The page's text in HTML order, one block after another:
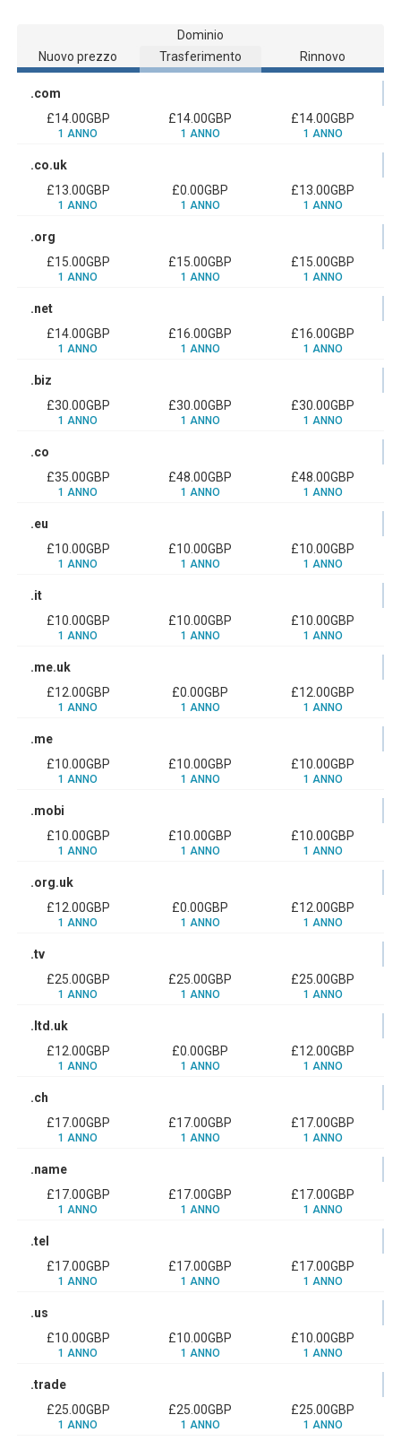
Dominio
Nuovo prezzo
Trasferimento Rinnovo
.com
£14.00GBP
1 ANNO
£14.00GBP
1 ANNO
£14.00GBP
1 ANNO
.co.uk
£13.00GBP
1 ANNO
£0.00GBP
1 ANNO
£13.00GBP
1 ANNO
.org
£15.00GBP
1 ANNO
£15.00GBP
1 ANNO
£15.00GBP
1 ANNO
.net
£14.00GBP
1 ANNO
£16.00GBP
1 ANNO
£16.00GBP
1 ANNO
.biz
£30.00GBP
1 ANNO
£30.00GBP
1 ANNO
£30.00GBP
1 ANNO
.co
£35.00GBP
1 ANNO
£48.00GBP
1 ANNO
£48.00GBP
1 ANNO
.eu
£10.00GBP
1 ANNO
£10.00GBP
1 ANNO
£10.00GBP
1 ANNO
.it
£10.00GBP
1 ANNO
£10.00GBP
1 ANNO
£10.00GBP
1 ANNO
.me.uk
£12.00GBP
1 ANNO
£0.00GBP
1 ANNO
£12.00GBP
1 ANNO
.me
£10.00GBP
1 ANNO
£10.00GBP
1 ANNO
£10.00GBP
1 ANNO
.mobi
£10.00GBP
1 ANNO
£10.00GBP
1 ANNO
£10.00GBP
1 ANNO
.org.uk
£12.00GBP
1 ANNO
£0.00GBP
1 ANNO
£12.00GBP
1 ANNO
.tv
£25.00GBP
1 ANNO
£25.00GBP
1 ANNO
£25.00GBP
1 ANNO
.ltd.uk
£12.00GBP
1 ANNO
£0.00GBP
1 ANNO
£12.00GBP
1 ANNO
.ch
£17.00GBP
1 ANNO
£17.00GBP
1 ANNO
£17.00GBP
1 ANNO
.name
£17.00GBP
1 ANNO
£17.00GBP
1 ANNO
£17.00GBP
1 ANNO
.tel
£17.00GBP
1 ANNO
£17.00GBP
1 ANNO
£17.00GBP
1 ANNO
.us
£10.00GBP
1 ANNO
£10.00GBP
1 ANNO
£10.00GBP
1 ANNO
.trade
£25.00GBP
1 ANNO
£25.00GBP
1 ANNO
£25.00GBP
1 ANNO